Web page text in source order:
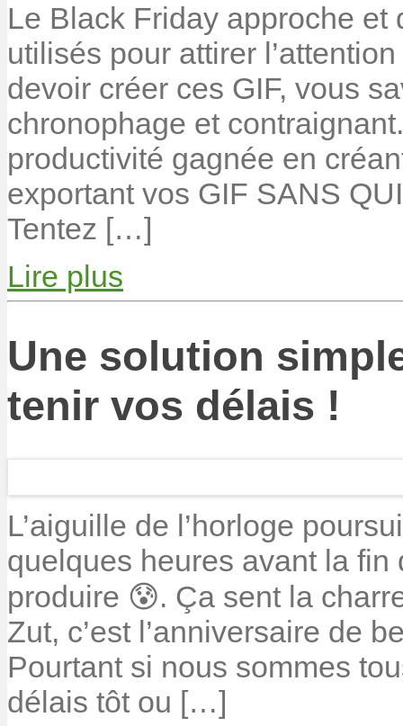
Le Black Friday approche et
utilisés pour attirer
devoir créer ces GIF, vous
chronophage et
productivité gagnée en
exportant vos GIF SANS
Tentez […]
Lire plus
Une solution
tenir vos délais !
L’aiguille de l’horloge
quelques heures avant la
produire 😰. Ça sent la
Zut, c’est l’anniversaire de
Pourtant si nous sommes
délais tôt ou […]